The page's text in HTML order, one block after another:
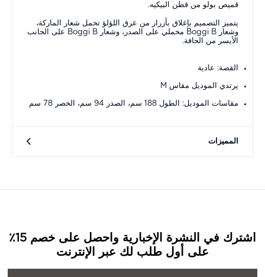
قميص بولو من قطن البيكيه.
يتميز التصميم بإغلاق بأزرار من عرق اللؤلؤ تحمل شعار الماركة،
وشعار Boggi B مخملي على الصدر، وشعار Boggi B على الجانب
الأيسر من الحافة.
القصة: عادية
يرتدي الموديل مقاس M
مقاسات الموديل: الطول 188 سم، الصدر 94 سم، الخصر 78 سم
المميزات
اشترك في النشرة الإخبارية واحصل على خصم 15٪
على أول طلب لك عبر الإنترنت